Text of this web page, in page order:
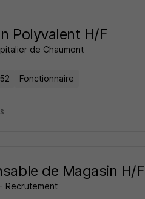
Polyvalent H/F
de Chaumont
Fonctionnaire
de Magasin H/F
Recrutement